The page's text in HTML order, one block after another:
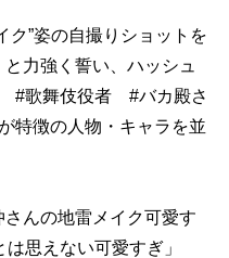
”姿の自撮りショットを
力強く誓い、ハッシュ
#歌舞伎役者 #バカ殿さ
特徴の人物・キャラを並
んの地雷メイク可愛す
思えない可愛すぎ」